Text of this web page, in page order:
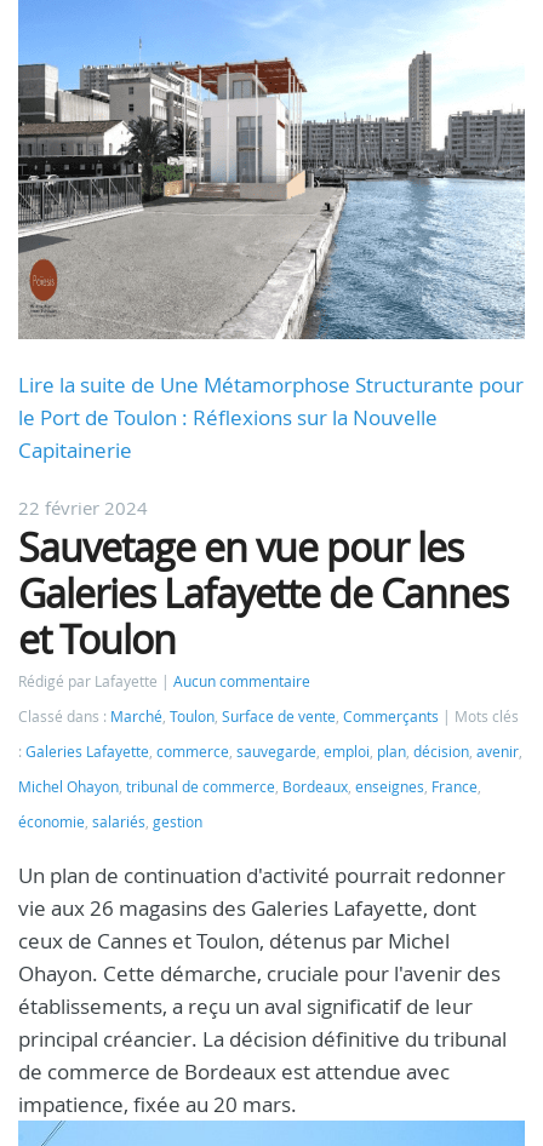
Lire la suite de Une Métamorphose Structurante pour
le Port de Toulon : Réflexions sur la Nouvelle
Capitainerie
22 février 2024
Sauvetage en vue pour les
Galeries Lafayette de Cannes
et Toulon
Rédigé par Lafayette
Aucun commentaire
Classé dans : Marché, Toulon, Surface de vente, Commerçants
Mots clés
: Galeries Lafayette, commerce, sauvegarde, emploi, plan, décision, avenir,
Michel Ohayon, tribunal de commerce, Bordeaux, enseignes, France,
économie, salariés, gestion
Un plan de continuation d'activité pourrait redonner
vie aux 26 magasins des Galeries Lafayette, dont
ceux de Cannes et Toulon, détenus par Michel
Ohayon. Cette démarche, cruciale pour l'avenir des
établissements, a reçu un aval significatif de leur
principal créancier. La décision définitive du tribunal
de commerce de Bordeaux est attendue avec
impatience, fixée au 20 mars.